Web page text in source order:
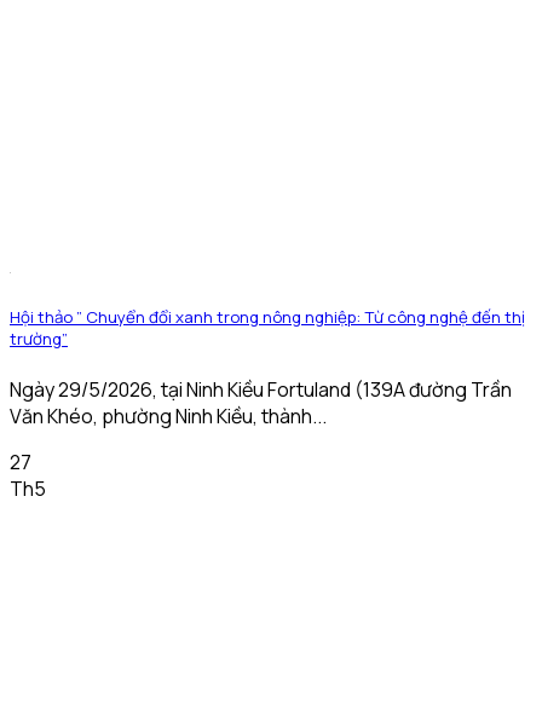
Hội thảo ” Chuyển đổi xanh trong nông nghiệp: Từ công nghệ đến thị
trường”
Ngày 29/5/2026, tại Ninh Kiều Fortuland (139A đường Trần
Văn Khéo, phường Ninh Kiều, thành...
27
Th5